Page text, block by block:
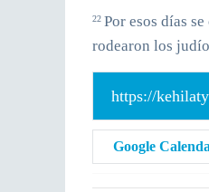
22 Por esos días
rodearon los
https://
Google